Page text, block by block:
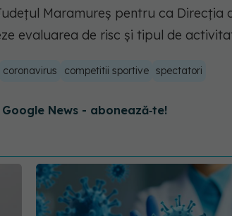
Maramureș pentru ca Direcția
evaluarea de risc și tipul de
coronavirus competitii sportive spectatori
News - abonează‑te!